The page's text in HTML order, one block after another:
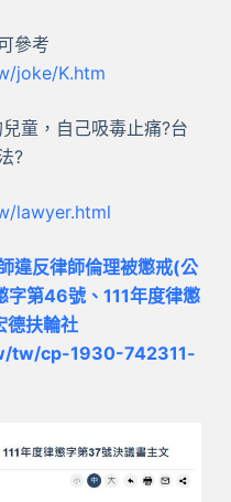
參考
joke/K.htm
童，自己吸毒止痛?台
?
lawyer.html
違反律師倫理被懲戒(公
字第46號、111年度律懲
德扶輪社
tw/cp-1930-742311-